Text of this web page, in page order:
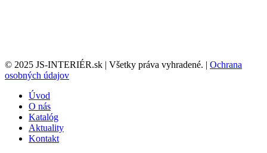
© 2025 JS-INTERIÉR.sk | Všetky práva vyhradené. | Ochrana
osobných údajov
Úvod
O nás
Katalóg
Aktuality
Kontakt